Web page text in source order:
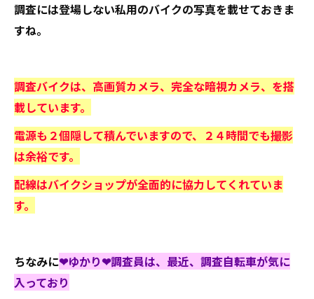
調査には登場しない私用のバイクの写真を載せておきま
すね。
調査バイクは、高画質カメラ、完全な暗視カメラ、を搭
載しています。
電源も２個隠して積んでいますので、２４時間でも撮影
は余裕です。
配線はバイクショップが全面的に協力してくれていま
す。
ちなみに❤ゆかり❤調査員は、最近、調査自転車が気に
入っており